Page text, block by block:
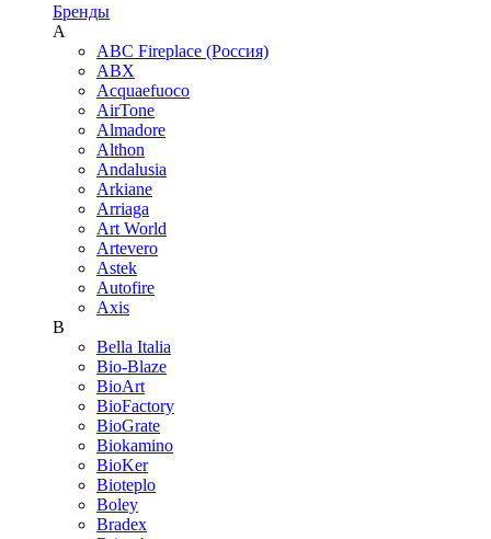
Бренды
A
ABC Fireplace (Россия)
ABX
Acquaefuoco
AirTone
Almadore
Althon
Andalusia
Arkiane
Arriaga
Art World
Artevero
Astek
Autofire
Axis
B
Bella Italia
Bio-Blaze
BioArt
BioFactory
BioGrate
Biokamino
BioKer
Bioteplo
Boley
Bradex